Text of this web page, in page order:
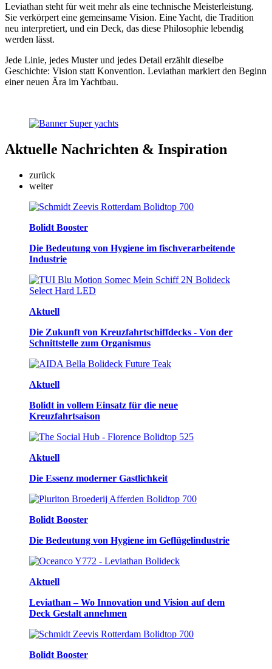
Leviathan steht für weit mehr als eine technische Meisterleistung.
Sie verkörpert eine gemeinsame Vision. Eine Yacht, die Tradition
neu interpretiert, und ein Deck, das diese Philosophie lebendig
werden lässt.
Jede Linie, jedes Muster und jedes Detail erzählt dieselbe
Geschichte: Vision statt Konvention. Leviathan markiert den Beginn
einer neuen Ära im Yachtbau.
Aktuelle Nachrichten & Inspiration
zurück
weiter
Bolidt Booster
Die Bedeutung von Hygiene im fischverarbeitende
Industrie
Aktuell
Die Zukunft von Kreuzfahrtschiffdecks - Von der
Schnittstelle zum Organismus
Aktuell
Bolidt in vollem Einsatz für die neue
Kreuzfahrtsaison
Aktuell
Die Essenz moderner Gastlichkeit
Bolidt Booster
Die Bedeutung von Hygiene im Geflügelindustrie
Aktuell
Leviathan – Wo Innovation und Vision auf dem
Deck Gestalt annehmen
Bolidt Booster